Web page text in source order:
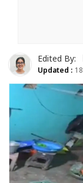
Edited By:
Updated :